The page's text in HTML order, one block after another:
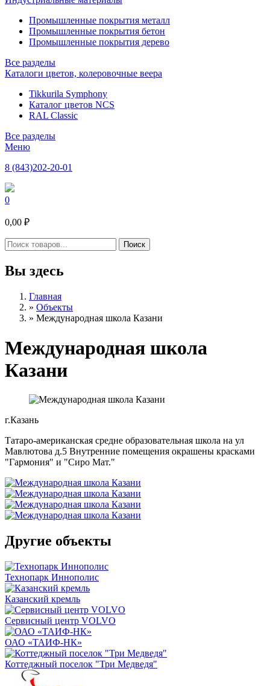
Промышленные покрытия металл
Промышленные покрытия бетон
Промышленные покрытия дерево
Все разделы
Каталоги цветов, колеровочные веера
Tikkurila Symphony
Каталог цветов NCS
RAL Classic
Все разделы
Меню
8 (843)202-20-01
0
0,00 ₽
Вы здесь
Главная
» Объекты
» Международная школа Казани
Международная школа
Казани
г.Казань
Татаро-американская средне образовательная школа на ул
Мавлютова д.5 Внутренние помещения окрашены красками
"Гармония" и "Сиро Мат."
Другие объекты
Технопарк Иннополис
Казанский кремль
Сервисный центр VOLVO
ОАО «ТАИФ-НК»
Коттеджный поселок "Три Медведя"